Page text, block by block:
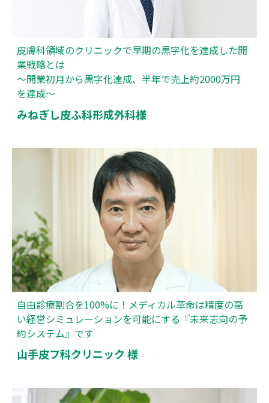
皮膚科領域のクリニックで早期の黒字化を達成した開
業戦略とは
～開業初月から黒字化達成、半年で売上約2000万円
を達成～
みねぎし皮ふ科形成外科様
自由診療割合を100%に！メディカル革命は精度の高
い経営シミュレーションを可能にする『未来志向の予
約システム』です
山手皮フ科クリニック 様